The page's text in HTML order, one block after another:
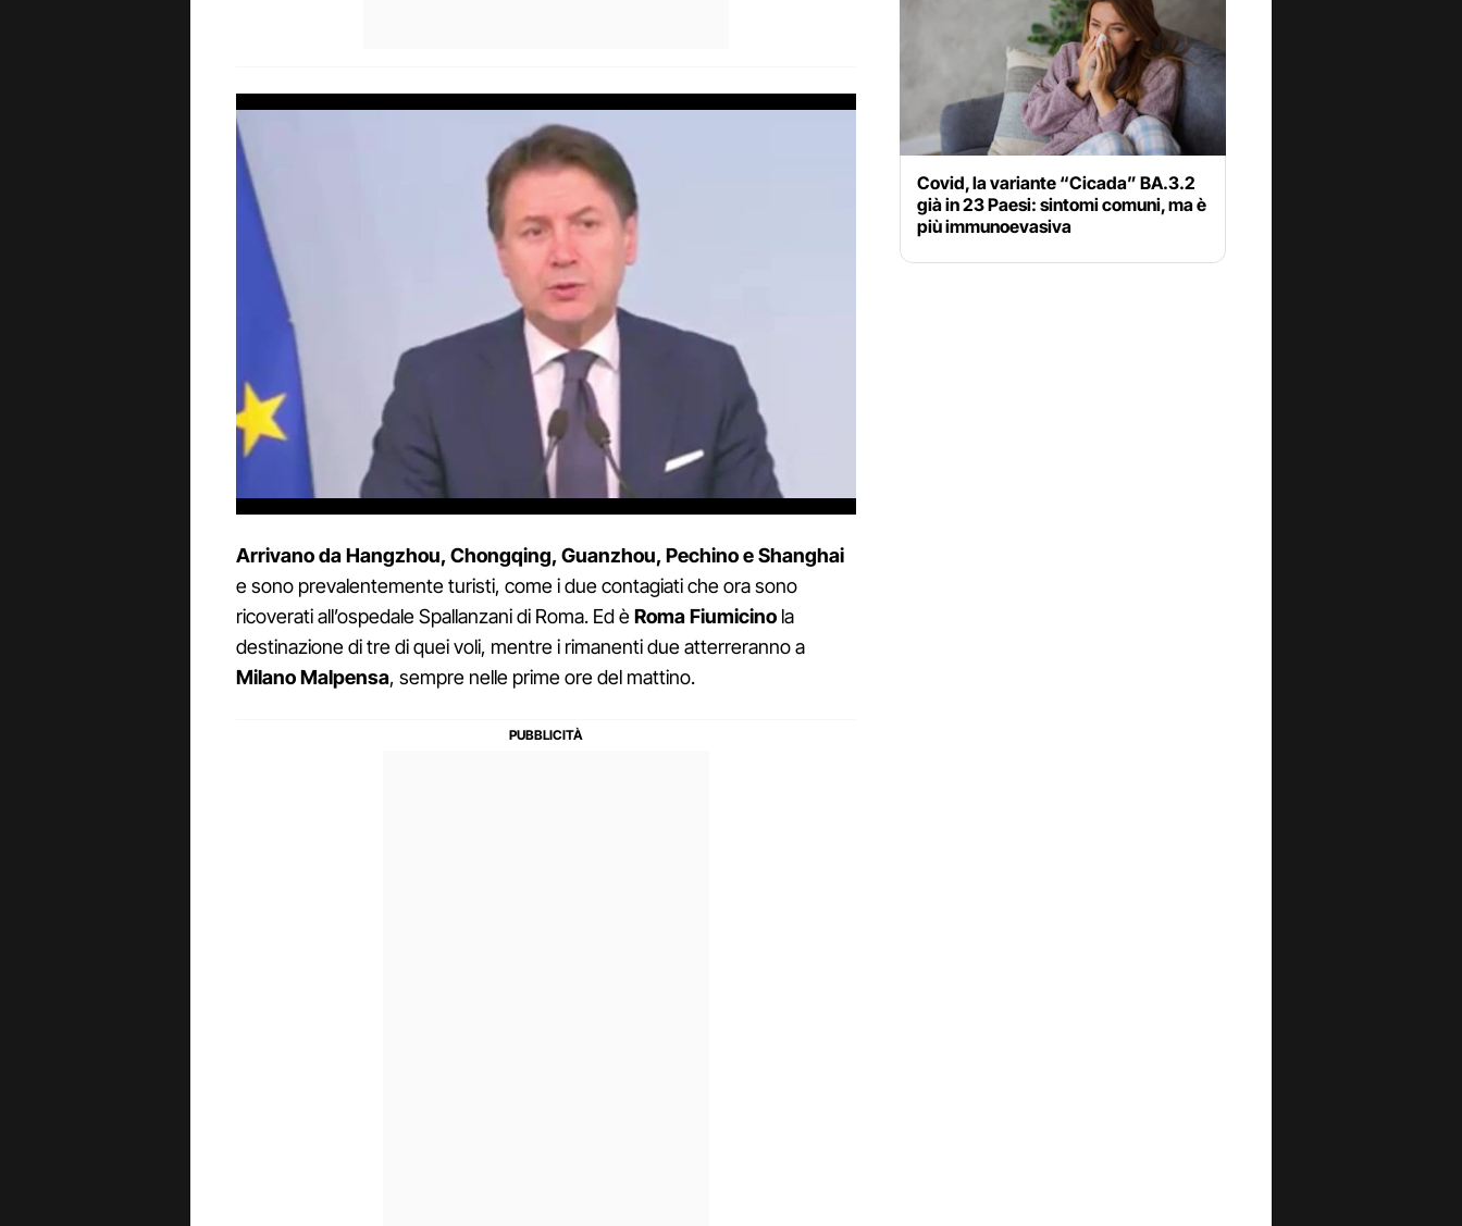
Arrivano da Hangzhou, Chongqing, Guanzhou, Pechino e Shanghai
e sono prevalentemente turisti, come i due contagiati che ora sono
ricoverati all’ospedale Spallanzani di Roma. Ed èRoma Fiumicino la
destinazione di tre di quei voli, mentre i rimanenti due atterreranno a
Milano Malpensa, sempre nelle prime ore del mattino.
Covid, la variante “Cicada” BA.3.2
già in 23 Paesi: sintomi comuni, ma è
più immunoevasiva